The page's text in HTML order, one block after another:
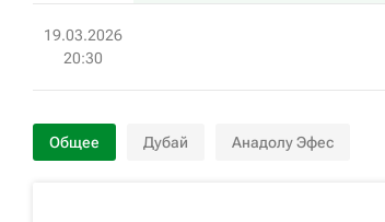
19.03.2026
20:30
Общее Дубай Анадолу Эфес